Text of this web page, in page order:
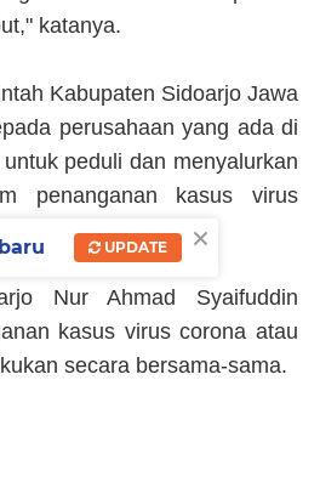
katanya.
Kabupaten Sidoarjo Jawa
perusahaan yang ada di
peduli dan menyalurkan
penanganan kasus virus
19.
Nur Ahmad Syaifuddin
kasus virus corona atau
secara bersama-sama.
×
UPDATE